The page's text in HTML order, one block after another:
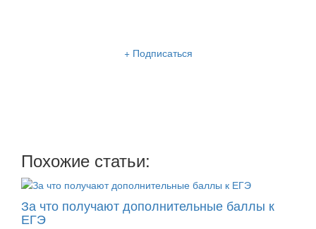
+ Подписаться
Похожие статьи:
За что получают дополнительные баллы к
ЕГЭ